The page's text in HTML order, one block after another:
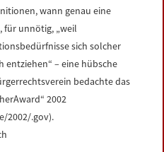
wann genau eine
für unnötig, „weil
sich solcher
– eine hübsche
bedachte das
2002
2002/.gov).